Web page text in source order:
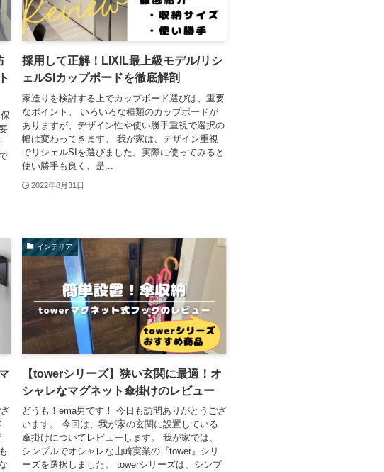
採用して正解！LIXIL最上級モデル/リシ
ェルSIカップボードを徹底解剖
家造りを検討する上でカップボード選びは、重要
なポイント。 いろいろな種類のカップボードが
ありますが、デザイン性や使い勝手重視で選択の
幅は変わってきます。 我が家は、デザイン重視
でリシェルSIを選びました。実際に使ってみると
使い勝手も良く、是...
2022年8月31日
インテリア
【towerシリーズ】狭い玄関に最適！オ
シャレなマグネット傘掛けのレビュー
どうも！ema男です！ 今日も訪問ありがとうござ
います。 今回は、我が家の玄関に設置している
傘掛けについてレビューします。 我が家では、
シンプルでオシャレな山崎実業の『tower』シリ
ーズを選択しました。 towerシリーズは、シンプ